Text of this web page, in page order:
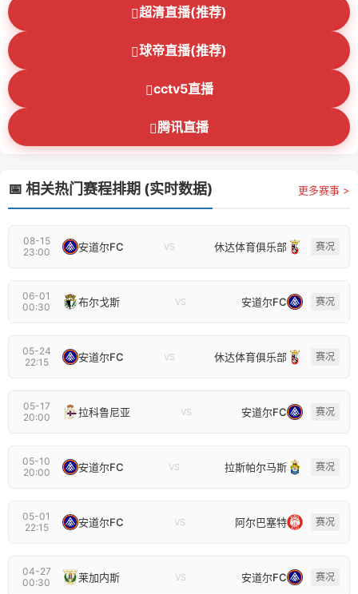
超清直播(推荐)
球帝直播(推荐)
cctv5直播
腾讯直播
📅 相关热门赛程排期 (实时数据) 更多赛事 >
08-15
23:00
安道尔FC VS 休达体育俱乐部 赛况
06-01
00:30
布尔戈斯 VS 安道尔FC 赛况
05-24
22:15
安道尔FC VS 休达体育俱乐部 赛况
05-17
20:00
拉科鲁尼亚 VS 安道尔FC 赛况
05-10
20:00
安道尔FC VS 拉斯帕尔马斯 赛况
05-01
22:15
安道尔FC VS 阿尔巴塞特 赛况
04-27
00:30
莱加内斯 VS 安道尔FC 赛况